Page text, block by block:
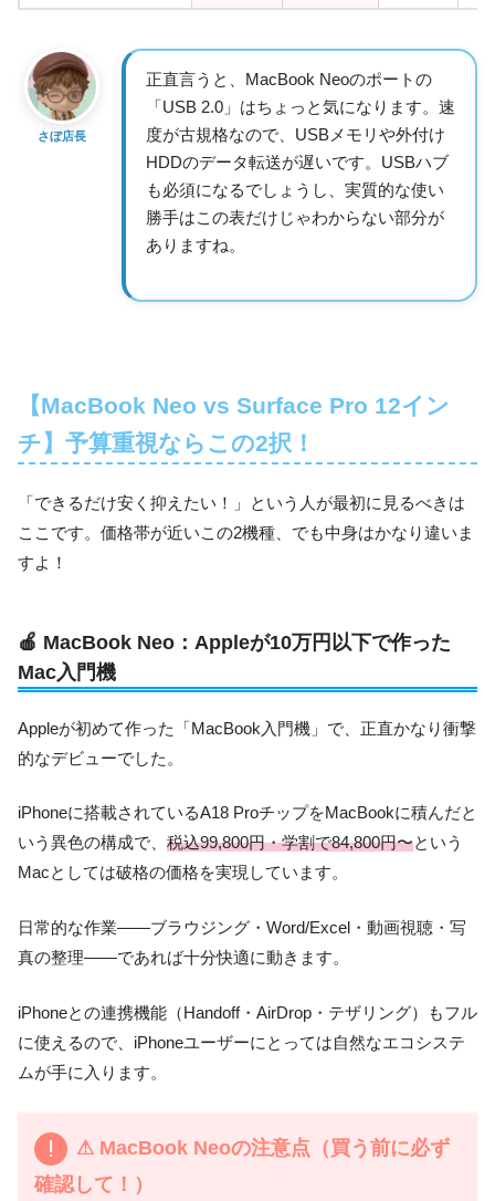
さぼ店長
正直言うと、MacBook Neoのポートの
「USB 2.0」はちょっと気になります。速
度が古規格なので、USBメモリや外付け
HDDのデータ転送が遅いです。USBハブ
も必須になるでしょうし、実質的な使い
勝手はこの表だけじゃわからない部分が
ありますね。
【MacBook Neo vs Surface Pro 12イン
チ】予算重視ならこの2択！
「できるだけ安く抑えたい！」という人が最初に見るべきは
ここです。価格帯が近いこの2機種、でも中身はかなり違いま
すよ！
🍎 MacBook Neo：Appleが10万円以下で作った
Mac入門機
Appleが初めて作った「MacBook入門機」で、正直かなり衝撃
的なデビューでした。
iPhoneに搭載されているA18 ProチップをMacBookに積んだと
いう異色の構成で、 税込99,800円・学割で84,800円〜という
Macとしては破格の価格を実現しています。
日常的な作業——ブラウジング・Word/Excel・動画視聴・写
真の整理——であれば十分快適に動きます。
iPhoneとの連携機能（Handoff・AirDrop・テザリング）もフル
に使えるので、iPhoneユーザーにとっては自然なエコシステ
ムが手に入ります。
⚠ MacBook Neoの注意点（買う前に必ず
確認して！）